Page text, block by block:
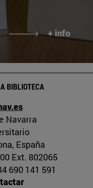
+ info
BIBLIOTECA
Navarra
España
Ext. 802065
690 141 591